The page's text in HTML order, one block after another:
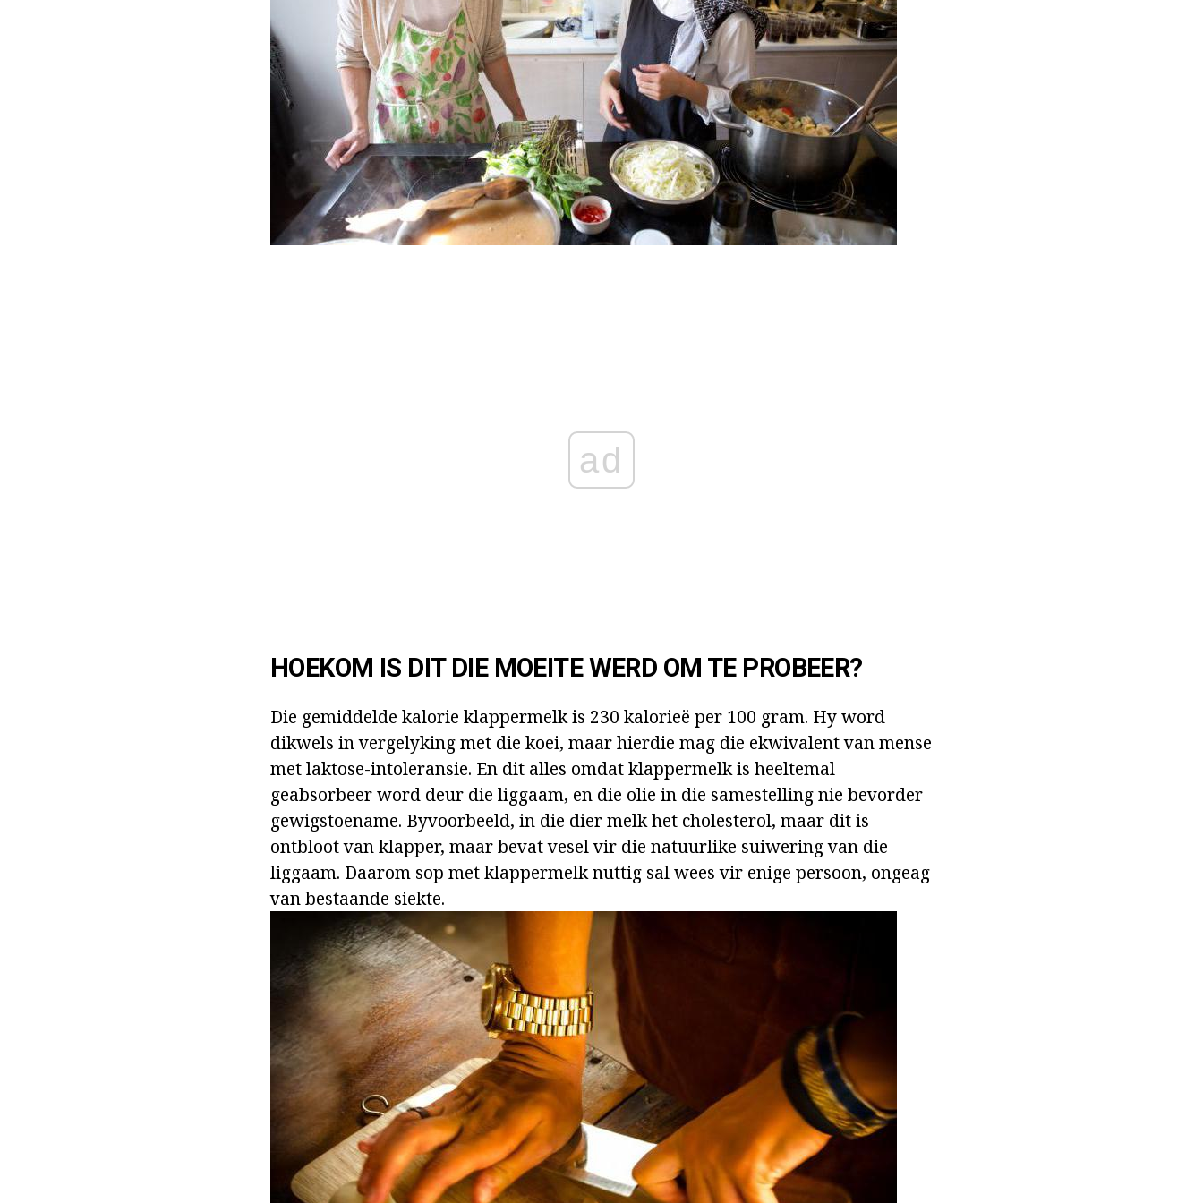
ad
HOEKOM IS DIT DIE MOEITE WERD OM TE PROBEER?
Die gemiddelde kalorie klappermelk is 230 kalorieë per 100 gram. Hy word
dikwels in vergelyking met die koei, maar hierdie mag die ekwivalent van mense
met laktose-intoleransie. En dit alles omdat klappermelk is heeltemal
geabsorbeer word deur die liggaam, en die olie in die samestelling nie bevorder
gewigstoename. Byvoorbeeld, in die dier melk het cholesterol, maar dit is
ontbloot van klapper, maar bevat vesel vir die natuurlike suiwering van die
liggaam. Daarom sop met klappermelk nuttig sal wees vir enige persoon, ongeag
van bestaande siekte.